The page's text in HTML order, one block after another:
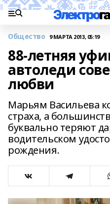
Общество 9 МАРТА 2013, 05:19
88-летняя
автоледи
любви
Марьям Васильева
страха, а
буквально теряют
водительском
рождения.